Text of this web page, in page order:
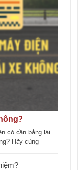
có cần bằng lái
Hãy cùng